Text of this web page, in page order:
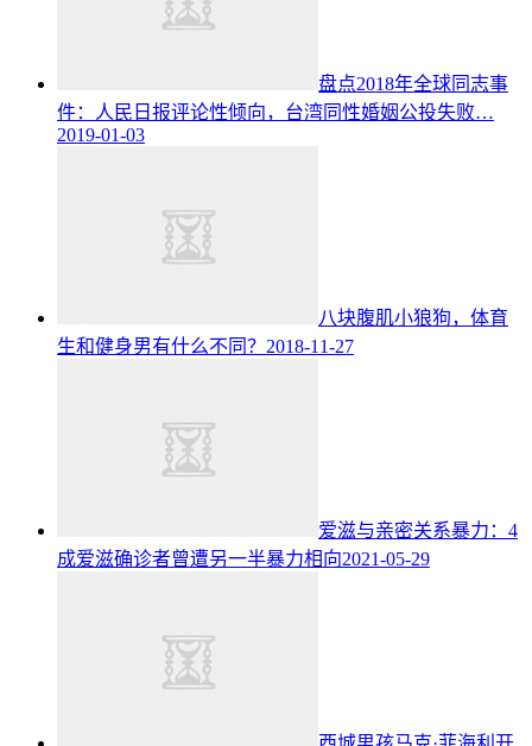
盘点2018年全球同志事
件：人民日报评论性倾向，台湾同性婚姻公投失败…
2019-01-03
八块腹肌小狼狗，体育
生和健身男有什么不同？ 2018-11-27
爱滋与亲密关系暴力：4
成爱滋确诊者曾遭另一半暴力相向2021-05-29